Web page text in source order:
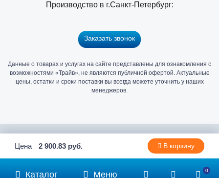
Цена 2 900.83 руб. В корзину
Производство в г.Санкт-Петербург:
Заказать звонок
Данные о товарах и услугах на сайте представлены для ознакомления с
возможностями «Трайв», не являются публичной офертой. Актуальные
цены, остатки и сроки поставки вы всегда можете уточнить у наших
менеджеров.
Главный
в
Петербурге
2006 - 2026 © Компания «Трайв» производитель и дистрибьютор
Каталог Меню 0